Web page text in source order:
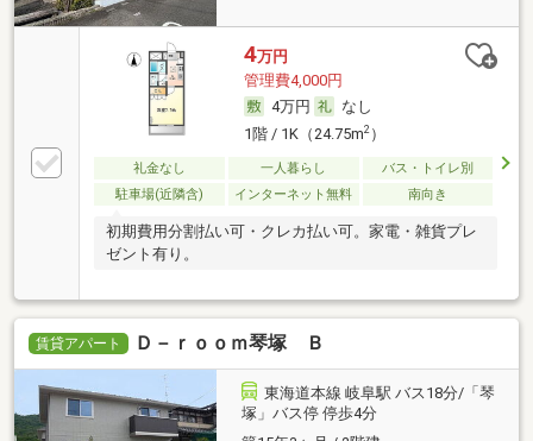
4万円
管理費4,000円
4万円
なし
1階 / 1K（24.75m2）
礼金なし 一人暮らし
バス・トイレ別
駐車場(近隣含)
インターネット無料 南向き
初期費用分割払い可・クレカ払い可。家電・雑貨プレ
ゼント有り。
賃貸アパート Ｄ－ｒｏｏｍ琴塚 Ｂ
東海道本線 岐阜駅 バス18分/「琴
塚」バス停 停歩4分